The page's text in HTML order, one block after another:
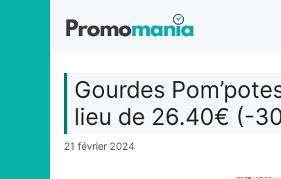
Gourdes
lieu de 26.40€ (-
21 février 2024